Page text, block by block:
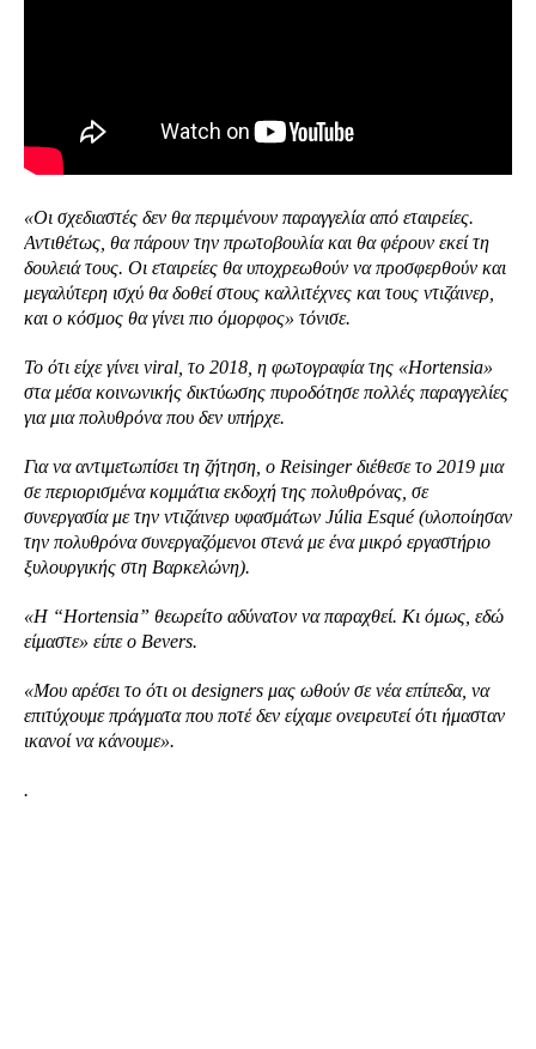
«Οι σχεδιαστές δεν θα περιμένουν παραγγελία από εταιρείες.
Αντιθέτως, θα πάρουν την πρωτοβουλία και θα φέρουν εκεί τη
δουλειά τους. Οι εταιρείες θα υποχρεωθούν να προσφερθούν και
μεγαλύτερη ισχύ θα δοθεί στους καλλιτέχνες και τους ντιζάινερ,
και ο κόσμος θα γίνει πιο όμορφος» τόνισε.
Το ότι είχε γίνει viral, το 2018, η φωτογραφία της «Hortensia»
στα μέσα κοινωνικής δικτύωσης πυροδότησε πολλές παραγγελίες
για μια πολυθρόνα που δεν υπήρχε.
Για να αντιμετωπίσει τη ζήτηση, ο Reisinger διέθεσε το 2019 μια
σε περιορισμένα κομμάτια εκδοχή της πολυθρόνας, σε
συνεργασία με την ντιζάινερ υφασμάτων Júlia Esqué (υλοποίησαν
την πολυθρόνα συνεργαζόμενοι στενά με ένα μικρό εργαστήριο
ξυλουργικής στη Βαρκελώνη).
«Η “Hortensia” θεωρείτο αδύνατον να παραχθεί. Κι όμως, εδώ
είμαστε» είπε ο Bevers.
«Μου αρέσει το ότι οι designers μας ωθούν σε νέα επίπεδα, να
επιτύχουμε πράγματα που ποτέ δεν είχαμε ονειρευτεί ότι ήμασταν
ικανοί να κάνουμε».
.